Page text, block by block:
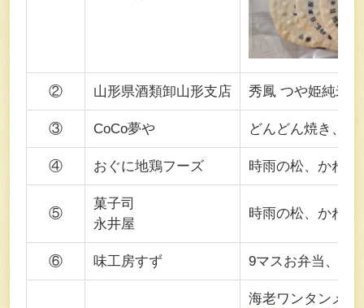
② 山形県酒類卸山形支店 秀鳳 つや姫純米
③ CoCo夢や どんどん焼き、
④ おぐに地鶏フーズ 時雨の松、かね
⑤
菓子司
永井屋
時雨の松、かね
⑥ 味工房すず 9マスお弁当、6
海老ワンタンメ